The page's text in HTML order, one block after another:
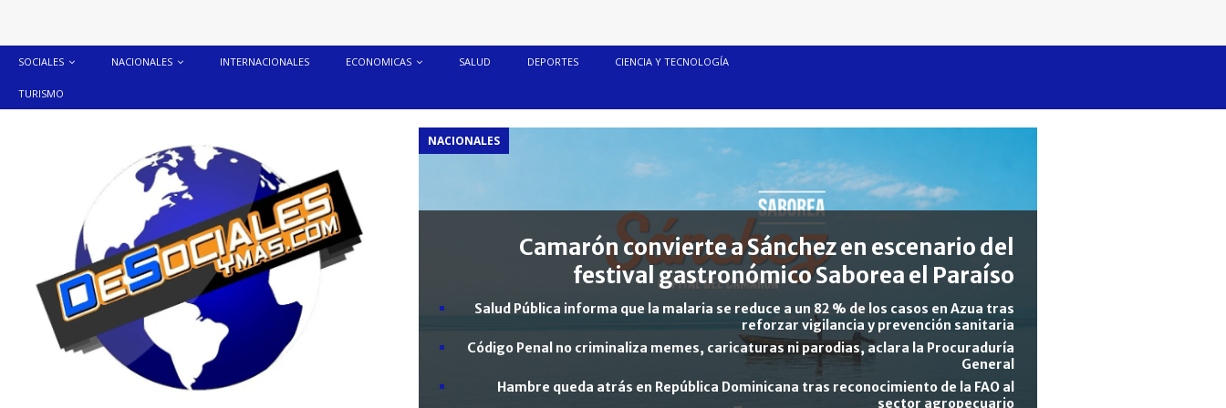
SOCIALES NACIONALES INTERNACIONALES ECONOMICAS SALUD DEPORTES CIENCIA Y TECNOLOGÍA
TURISMO
NACIONALES
Camarón convierte a Sánchez en escenario del
festival gastronómico Saborea el Paraíso
Salud Pública informa que la malaria se reduce a un 82 % de los casos en Azua tras
reforzar vigilancia y prevención sanitaria
Código Penal no criminaliza memes, caricaturas ni parodias, aclara la Procuraduría
General
Hambre queda atrás en República Dominicana tras reconocimiento de la FAO al
sector agropecuario